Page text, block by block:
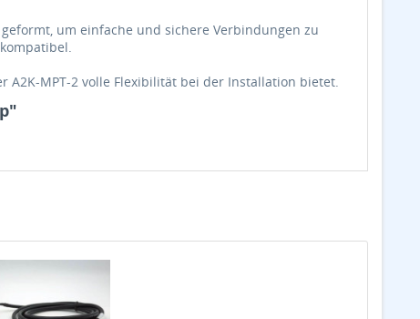
um einfache und sichere Verbindungen zu
A2K-MPT-2 volle Flexibilität bei der Installation bietet.